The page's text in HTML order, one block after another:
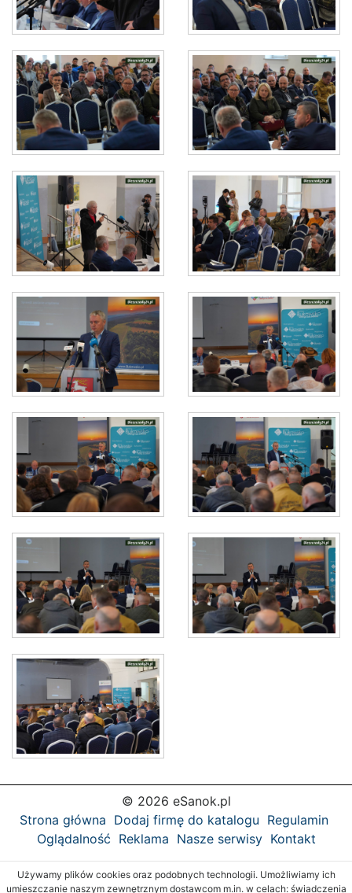
© 2026 eSanok.pl
Strona główna Dodaj firmę do katalogu Regulamin
Oglądalność Reklama Nasze serwisy Kontakt
Używamy plików cookies oraz podobnych technologii. Umożliwiamy ich
umieszczanie naszym zewnętrznym dostawcom m.in. w celach: świadczenia